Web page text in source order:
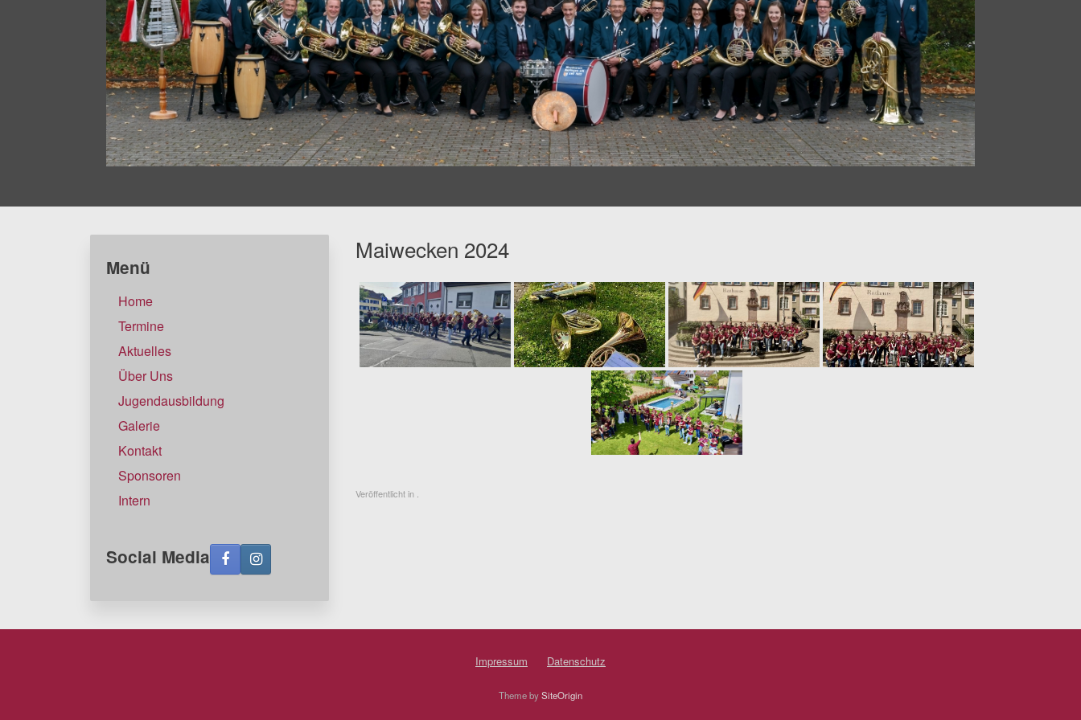
Maiwecken 2024
Veröffentlicht in .
Menü
Home
Termine
Aktuelles
Über Uns
Jugendausbildung
Galerie
Kontakt
Sponsoren
Intern
Social Media
Impressum Datenschutz
Theme bySiteOrigin